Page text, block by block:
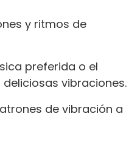
y ritmos de
preferida o el
vibraciones.
de vibración a